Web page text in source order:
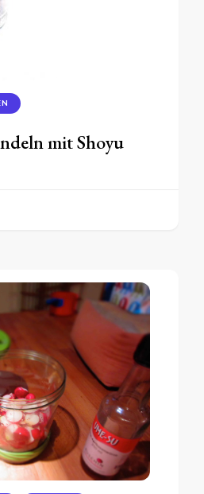
mit Shoyu